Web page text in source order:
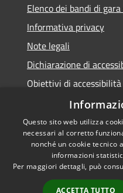
Elenco dei bandi di
Informativa privacy
Note legali
Dichiarazione di
Obiettivi di accessibilità
Accessibilità
Privacy
Questo sito web utilizza
necessari al corretto
nonché un cookie tecnico
informazioni
Per maggiori dettagli, può
ACCETTA TUTTO